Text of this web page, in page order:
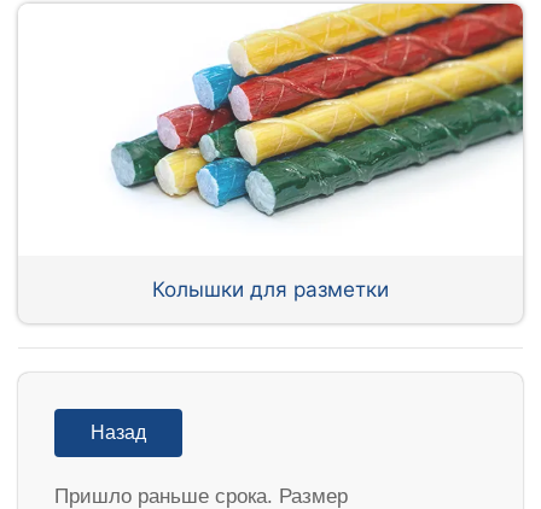
Колышки для разметки
Назад
Пришло раньше срока. Размер